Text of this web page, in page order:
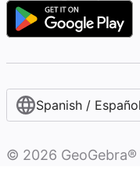
Spanish /
© 2026 GeoGebra®